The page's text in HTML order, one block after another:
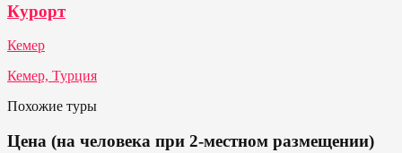
Курорт
Кемер
Кемер, Турция
Похожие туры
Цена (на человека при 2-местном размещении)